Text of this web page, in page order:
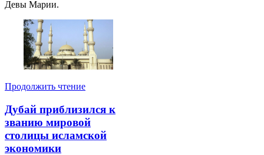
Девы Марии.
Продолжить чтение
Дубай приблизился к
званию мировой
столицы исламской
экономики